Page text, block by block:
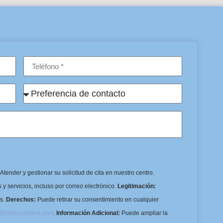
y gestionar su solicitud de cita en nuestro centro.
servicios, incluso por correo electrónico. Legitimación:
Derechos: Puede retirar su consentimiento en cualquier
. Información Adicional: Puede ampliar la